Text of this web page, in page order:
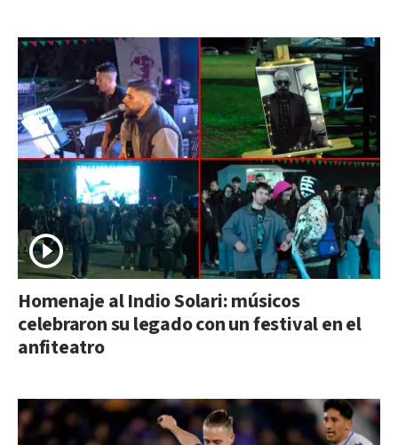
Homenaje al Indio Solari: músicos
celebraron su legado con un festival en el
anfiteatro